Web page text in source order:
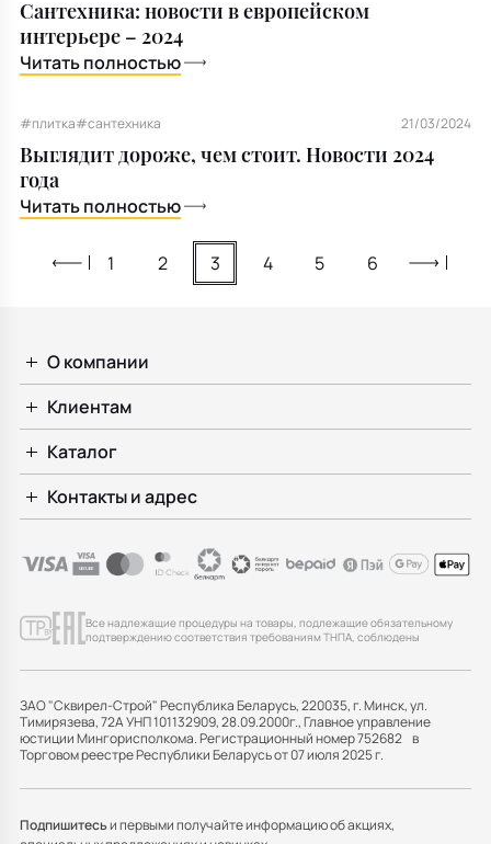
Сантехника: новости в европейском
интерьере – 2024
Читать полностью
#плитка#сантехника 21/03/2024
Выглядит дороже, чем стоит. Новости 2024
года
Читать полностью
1 2 3 4 5 6
О компании
Клиентам
Каталог
Контакты и адрес
Все надлежащие процедуры на товары, подлежащие обязательному
подтверждению соответствия требованиям ТНПА, соблюдены
ЗАО "Сквирел-Строй" Республика Беларусь, 220035, г. Минск, ул.
Тимирязева, 72А УНП 101132909, 28.09.2000г., Главное управление
юстиции Мингорисполкома. Регистрационный номер 752682 в
Торговом реестре Республики Беларусь от 07 июля 2025 г.
Подпишитесьи первыми получайте информацию об акциях,